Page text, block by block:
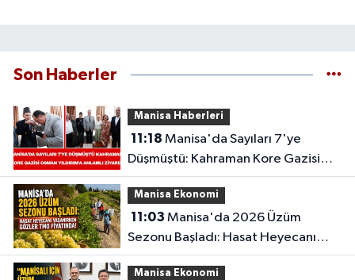
Son Haberler
Manisa Haberleri
11:18
Düşmüştü: Kahraman Kore Gazisi
Osman Yıldırım'a Anlamlı Ziyaret
Manisa Ekonomi
11:03
Sezonu Başladı: Hasat Heyecanı
Yaşanırken Gözler TMO Fiyatında!
Manisa Ekonomi